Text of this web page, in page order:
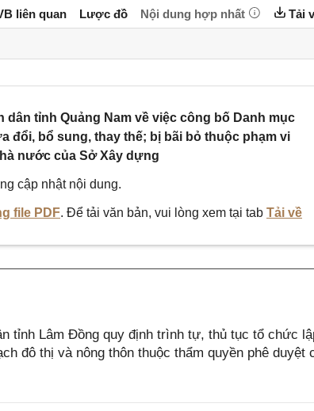
liên quan Lược đồ Nội dung hợp nhất Tải
dân tỉnh Quảng Nam về việc công bố Danh mục
đổi, bổ sung, thay thế; bị bãi bỏ thuộc phạm vi
nước của Sở Xây dựng
cập nhật nội dung.
file PDF. Để tải văn bản, vui lòng xem tại tab Tải về
tỉnh Lâm Đồng quy định trình tự, thủ tục tổ chức
đô thị và nông thôn thuộc thẩm quyền phê duyệt